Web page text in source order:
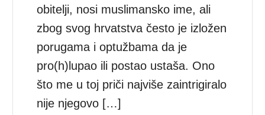
obitelji, nosi muslimansko ime, ali
zbog svog hrvatstva često je izložen
porugama i optužbama da je
pro(h)lupao ili postao ustaša. Ono
što me u toj priči najviše zaintrigiralo
nije njegovo […]